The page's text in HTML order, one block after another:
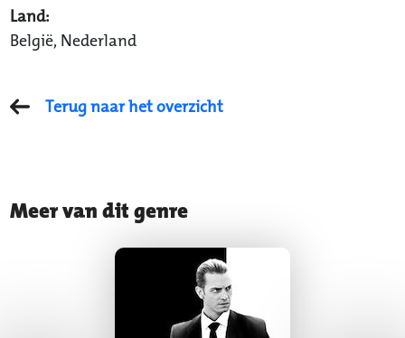
Land:
België, Nederland
Terug naar het overzicht
Meer van dit genre